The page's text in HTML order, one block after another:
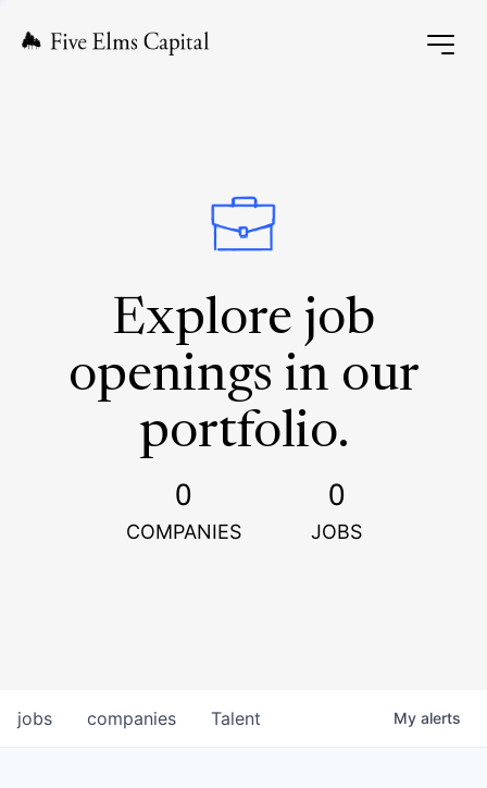
Explore job
openings in our
portfolio.
0
COMPANIES
0
JOBS
jobs companies Talent My alerts